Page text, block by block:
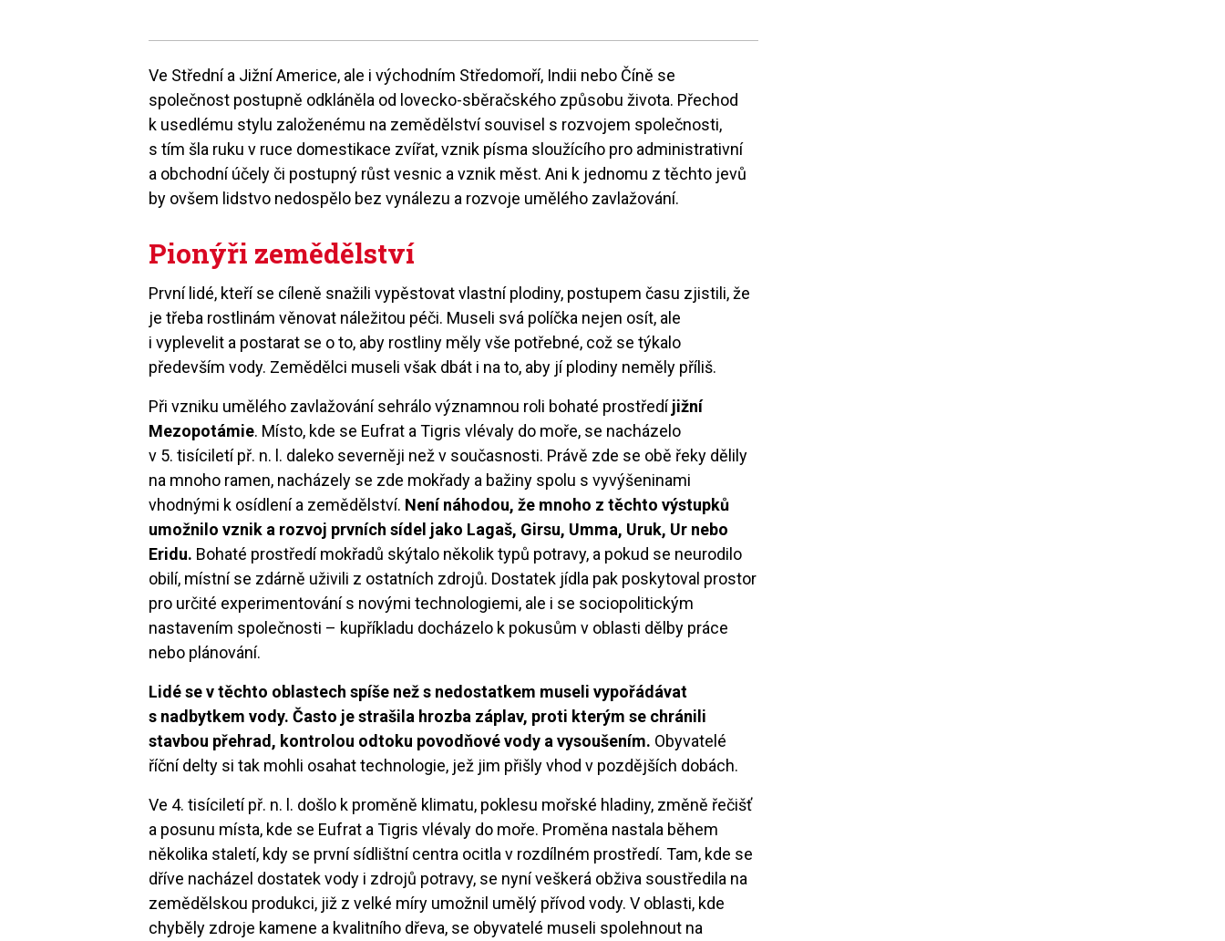
Ve Střední a Jižní Americe, ale i východním Středomoří, Indii nebo Číně se
společnost postupně odkláněla od lovecko-sběračského způsobu života. Přechod
k usedlému stylu založenému na zemědělství souvisel s rozvojem společnosti,
s tím šla ruku v ruce domestikace zvířat, vznik písma sloužícího pro administrativní
a obchodní účely či postupný růst vesnic a vznik měst. Ani k jednomu z těchto jevů
by ovšem lidstvo nedospělo bez vynálezu a rozvoje umělého zavlažování.
Pionýři zemědělství
První lidé, kteří se cíleně snažili vypěstovat vlastní plodiny, postupem času zjistili, že
je třeba rostlinám věnovat náležitou péči. Museli svá políčka nejen osít, ale
i vyplevelit a postarat se o to, aby rostliny měly vše potřebné, což se týkalo
především vody. Zemědělci museli však dbát i na to, aby jí plodiny neměly příliš.
Při vzniku umělého zavlažování sehrálo významnou roli bohaté prostředíjižní
Mezopotámie. Místo, kde se Eufrat a Tigris vlévaly do moře, se nacházelo
v 5. tisíciletí př. n. l. daleko severněji než v současnosti. Právě zde se obě řeky dělily
na mnoho ramen, nacházely se zde mokřady a bažiny spolu s vyvýšeninami
vhodnými k osídlení a zemědělství. Není náhodou, že mnoho z těchto výstupků
umožnilo vznik a rozvoj prvních sídel jako Lagaš, Girsu, Umma, Uruk, Ur nebo
Eridu. Bohaté prostředí mokřadů skýtalo několik typů potravy, a pokud se neurodilo
obilí, místní se zdárně uživili z ostatních zdrojů. Dostatek jídla pak poskytoval prostor
pro určité experimentování s novými technologiemi, ale i se sociopolitickým
nastavením společnosti – kupříkladu docházelo k pokusům v oblasti dělby práce
nebo plánování.
Lidé se v těchto oblastech spíše než s nedostatkem museli vypořádávat
s nadbytkem vody. Často je strašila hrozba záplav, proti kterým se chránili
stavbou přehrad, kontrolou odtoku povodňové vody a vysoušením. Obyvatelé
říční delty si tak mohli osahat technologie, jež jim přišly vhod v pozdějších dobách.
Ve 4. tisíciletí př. n. l. došlo k proměně klimatu, poklesu mořské hladiny, změně řečišť
a posunu místa, kde se Eufrat a Tigris vlévaly do moře. Proměna nastala během
několika staletí, kdy se první sídlištní centra ocitla v rozdílném prostředí. Tam, kde se
dříve nacházel dostatek vody i zdrojů potravy, se nyní veškerá obživa soustředila na
zemědělskou produkci, již z velké míry umožnil umělý přívod vody. V oblasti, kde
chyběly zdroje kamene a kvalitního dřeva, se obyvatelé museli spolehnout na